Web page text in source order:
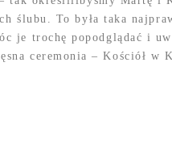
ślubu. To była taka
je trochę popodglądać i
ceremonia – Kościół w